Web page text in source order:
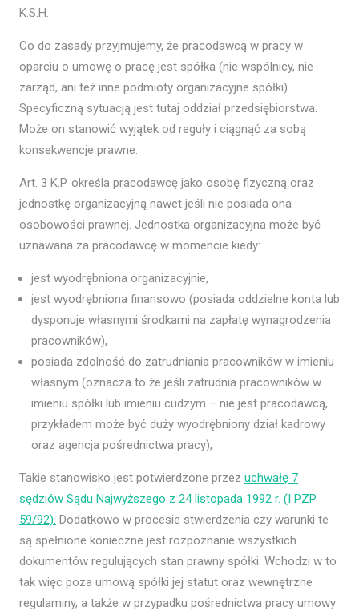
K.S.H.
Co do zasady przyjmujemy, że pracodawcą w pracy w
oparciu o umowę o pracę jest spółka (nie wspólnicy, nie
zarząd, ani też inne podmioty organizacyjne spółki).
Specyficzną sytuacją jest tutaj oddział przedsiębiorstwa.
Może on stanowić wyjątek od reguły i ciągnąć za sobą
konsekwencje prawne.
Art. 3 K.P. określa pracodawcę jako osobę fizyczną oraz
jednostkę organizacyjną nawet jeśli nie posiada ona
osobowości prawnej. Jednostka organizacyjna może być
uznawana za pracodawcę w momencie kiedy:
jest wyodrębniona organizacyjnie,
jest wyodrębniona finansowo (posiada oddzielne konta lub
dysponuje własnymi środkami na zapłatę wynagrodzenia
pracowników),
posiada zdolność do zatrudniania pracowników w imieniu
własnym (oznacza to że jeśli zatrudnia pracowników w
imieniu spółki lub imieniu cudzym – nie jest pracodawcą,
przykładem może być duży wyodrębniony dział kadrowy
oraz agencja pośrednictwa pracy),
Takie stanowisko jest potwierdzone przez uchwałę 7
sędziów Sądu Najwyższego z 24 listopada 1992 r. (I PZP
59/92). Dodatkowo w procesie stwierdzenia czy warunki te
są spełnione konieczne jest rozpoznanie wszystkich
dokumentów regulujących stan prawny spółki. Wchodzi w to
tak więc poza umową spółki jej statut oraz wewnętrzne
regulaminy, a także w przypadku pośrednictwa pracy umowy